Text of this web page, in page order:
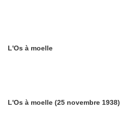
L'Os à moelle
L'Os à moelle (25 novembre 1938)